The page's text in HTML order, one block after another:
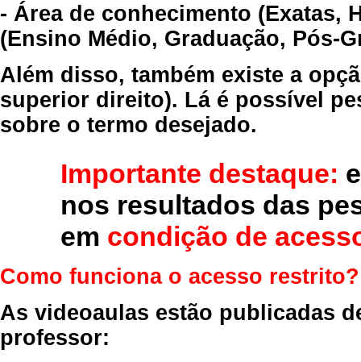
- Área de conhecimento (Exatas,
(Ensino Médio, Graduação, Pós-
Além disso, também existe a
superior direito). Lá é possível
sobre o termo desejado.
Importante destaque:
nos resultados das
em condição de
Como funciona o acesso restrito?
As videoaulas estão publicadas
professor: